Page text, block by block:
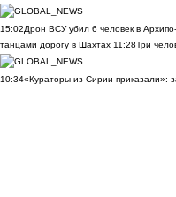
15:02Дрон ВСУ убил 6 человек в
танцами дорогу в Шахтах 11:28Три
10:34«Кураторы из Сирии приказали»: